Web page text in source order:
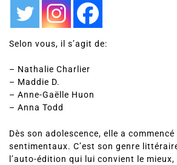
Selon vous, il s’agit de:
– Nathalie Charlier
– Maddie D.
– Anne-Gaëlle Huon
– Anna Todd
Dès son adolescence, elle a
sentimentaux. C’est son genre
l’auto-édition qui lui convient le mieux,